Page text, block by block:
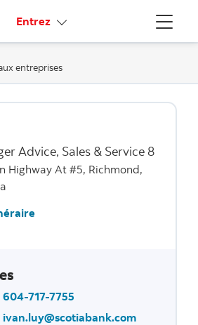
Menu
Entrez Liens connexes
entreprises
Advice, Sales & Service 8
Highway At #5, Richmond,
604-717-7755
ivan.luy@scotiabank.com